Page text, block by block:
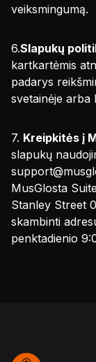
veiksmingumą.
6.Slapukų
kartkartėmis
padarys
svetainėje arba
7. Kreipkitės į
slapukų
MusGlosta
Stanley Street
skambinti
penktadienio